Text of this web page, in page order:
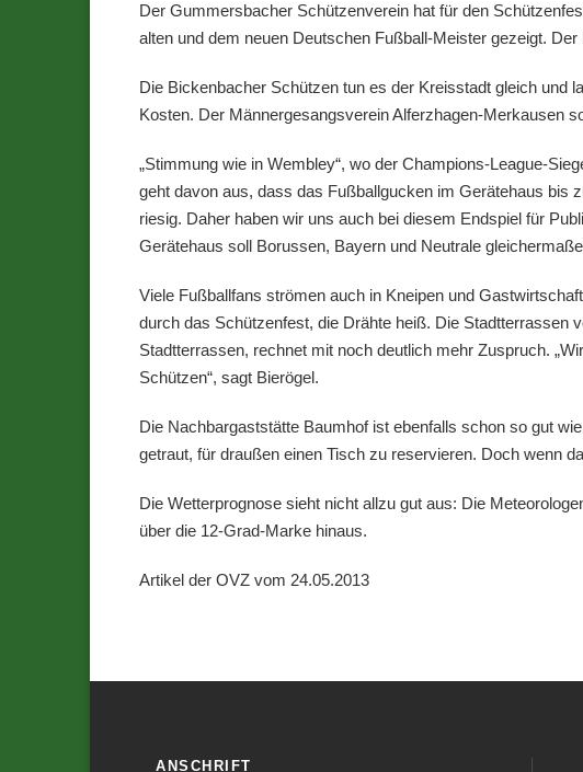
Der Gummersbacher Schützenverein hat für den
alten und dem neuen Deutschen Fußball-Meister gezeigt.
Die Bickenbacher Schützen tun es der Kreisstadt gleich und
Kosten. Der Männergesangsverein Alferzhagen-Merkausen
„Stimmung wie in Wembley“, wo der Champions-League-
geht davon aus, dass das Fußballgucken im Gerätehaus bis
riesig. Daher haben wir uns auch bei diesem Endspiel für
Gerätehaus soll Borussen, Bayern und Neutrale
Viele Fußballfans strömen auch in Kneipen und
durch das Schützenfest, die Drähte heiß. Die Stadtterrassen
Stadtterrassen, rechnet mit noch deutlich mehr Zuspruch.
Schützen“, sagt Bierögel.
Die Nachbargaststätte Baumhof ist ebenfalls schon so gut
getraut, für draußen einen Tisch zu reservieren. Doch wenn
Die Wetterprognose sieht nicht allzu gut aus: Die
über die 12-Grad-Marke hinaus.
Artikel der OVZ vom 24.05.2013
ANSCHRIFT